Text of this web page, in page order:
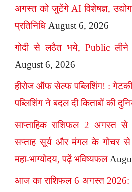
अगस्त को जुटेंगे AI विशेषज्ञ,
प्रतिनिधि August 6, 2026
गोदी से लठैत भये, Public लीने
August 6, 2026
हीरोज ऑफ सेल्फ पब्लिशिंग! :
पब्लिशिंग ने बदल दी किताबों की
साप्ताहिक राशिफल 2 अगस्त
सप्ताह सूर्य और मंगल के गोचर से
महा-भाग्योदय, पढ़ें भविष्यफल
आज का राशिफल 6 अगस्त 2026: